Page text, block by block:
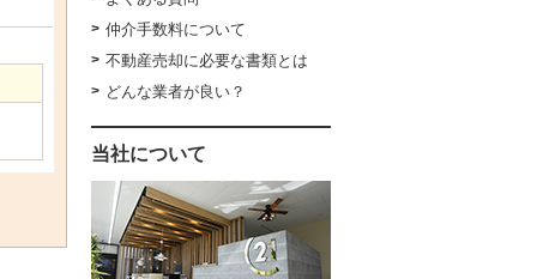
仲介手数料について
不動産売却に必要な書類とは
どんな業者が良い？
当社について